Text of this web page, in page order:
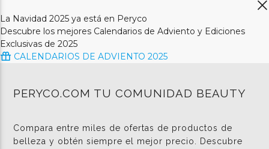
La Navidad 2025 ya está en Peryco
Descubre los mejores Calendarios de Adviento y Ediciones
Exclusivas de 2025
CALENDARIOS DE ADVIENTO 2025
PERYCO.COM TU COMUNIDAD BEAUTY
Compara entre miles de ofertas de productos de
belleza y obtén siempre el mejor precio. Descubre